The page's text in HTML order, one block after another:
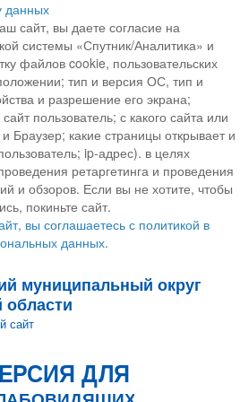
данных
сайт, вы даете согласие на
системы «Спутник/Аналитика» и
файлов cookie, пользовательских
тип и версия ОС, тип и
и разрешение его экрана;
пользователь; с какого сайта или
Браузер; какие страницы открывает и
ip-адрес). в целях
ретаргетинга и проведения
и обзоров. Если вы не хотите, чтобы
покиньте сайт.
вы соглашаетесь с политикой в
данных.